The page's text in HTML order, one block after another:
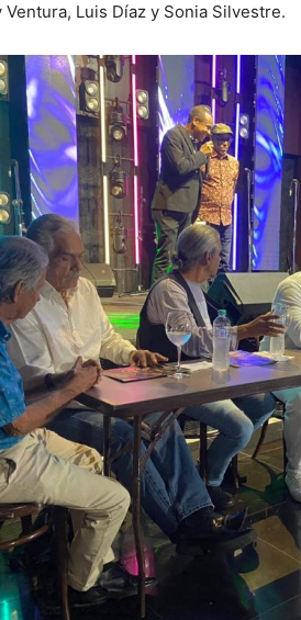
Luis Díaz y Sonia Silvestre.